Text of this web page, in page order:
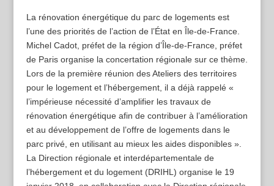
La rénovation énergétique du parc de logements est
l’une des priorités de l’action de l’État en Île-de-France.
Michel Cadot, préfet de la région d’Île-de-France, préfet
de Paris organise la concertation régionale sur ce thème.
Lors de la première réunion des Ateliers des territoires
pour le logement et l’hébergement, il a déjà rappelé «
l’impérieuse nécessité d’amplifier les travaux de
rénovation énergétique afin de contribuer à l’amélioration
et au développement de l’offre de logements dans le
parc privé, en utilisant au mieux les aides disponibles ».
La Direction régionale et interdépartementale de
l’hébergement et du logement (DRIHL) organise le 19